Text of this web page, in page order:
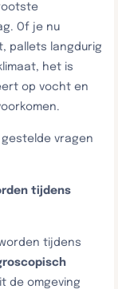
Of je nu
pallets langdurig
het is
op vocht en
vragen
tijdens
tijdens
de omgeving